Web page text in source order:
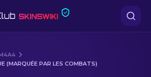
(MARQUÉE PAR LES COMBATS)